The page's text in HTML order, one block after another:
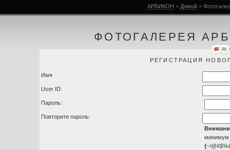
ФОТОГАЛЕРЕЯ
РЕГИСТРАЦИЯ
Имя
User ID:
Пароль:
Повторите пароль:
минимум
{
АРБИКОН > Домой>